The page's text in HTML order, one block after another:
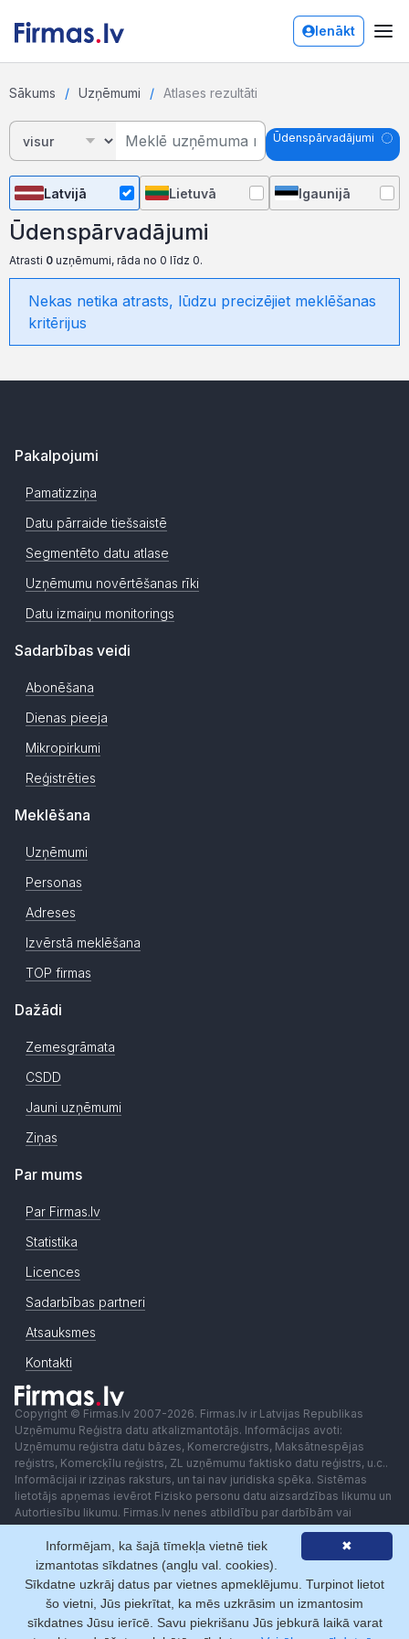
Ienākt
Sākums Uzņēmumi Atlases rezultāti
Ūdenspārvadājumi
Latvijā Lietuvā Igaunijā
Ūdenspārvadājumi
Atrasti 0 uzņēmumi, rāda no 0 līdz 0.
Nekas netika atrasts, lūdzu precizējiet meklēšanas
kritērijus
Pakalpojumi
Pamatizziņa
Datu pārraide tiešsaistē
Segmentēto datu atlase
Uzņēmumu novērtēšanas rīki
Datu izmaiņu monitorings
Sadarbības veidi
Abonēšana
Dienas pieeja
Mikropirkumi
Reģistrēties
Meklēšana
Uzņēmumi
Personas
Adreses
Izvērstā meklēšana
TOP firmas
Dažādi
Zemesgrāmata
CSDD
Jauni uzņēmumi
Ziņas
Par mums
Par Firmas.lv
Statistika
Licences
Sadarbības partneri
Atsauksmes
Kontakti
Copyright © Firmas.lv 2007-2026. Firmas.lv ir Latvijas Republikas
Uzņēmumu Reģistra datu atkalizmantotājs. Informācijas avoti:
Uzņēmumu reģistra datu bāzes, Komercreģistrs, Maksātnespējas
reģistrs, Komercķīlu reģistrs, ZL uzņēmumu faktisko datu reģistrs, u.c..
Informācijai ir izziņas raksturs, un tai nav juridiska spēka. Sistēmas
lietotājs apņemas ievērot Fizisko personu datu aizsardzības likumu un
Autortiesību likumu. Firmas.lv nenes atbildību par darbībām vai
lēmumiem, kas balstīti uz saņemto pakalpojumu. Lietotājam aizliegts
izmantot jebkādas automatizētas sistēmas vai iekārtas (robotus)
piekļuvei sistēmai bez rakstiskas saskaņošanas ar Firmas.lv. Galvenā
redaktore: Ingūna Pempere.
Lietošanas noteikumi
Privātuma politika Norēķini ar
✖
Informējam, ka šajā tīmekļa vietnē tiek
izmantotas sīkdatnes (angļu val. cookies).
Sīkdatne uzkrāj datus par vietnes apmeklējumu. Turpinot lietot
šo vietni, Jūs piekrītat, ka mēs uzkrāsim un izmantosim
sīkdatnes Jūsu ierīcē. Savu piekrišanu Jūs jebkurā laikā varat